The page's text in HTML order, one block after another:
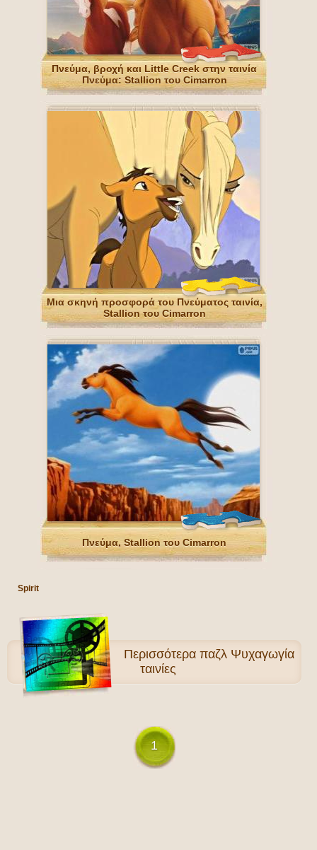
Πνεύμα, βροχή και Little Creek στην ταινία
Πνεύμα: Stallion του Cimarron
Μια σκηνή προσφορά του Πνεύματος ταινία,
Stallion του Cimarron
Πνεύμα, Stallion του Cimarron
Spirit
Περισσότεραπαζλ Ψυχαγωγία
ταινίες
1